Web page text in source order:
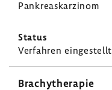
Pankre­as­kar­zinom
Verfahren einge­stellt
Brachy­the­rapie